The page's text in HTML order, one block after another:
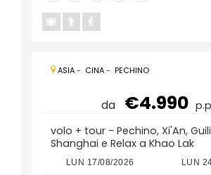
ASIA- CINA- PECHINO
da €4.990
volo + tour - Pechino, Xi'An,
Shanghai e Relax a Khao Lak
LUN 17/08/2026 LUN